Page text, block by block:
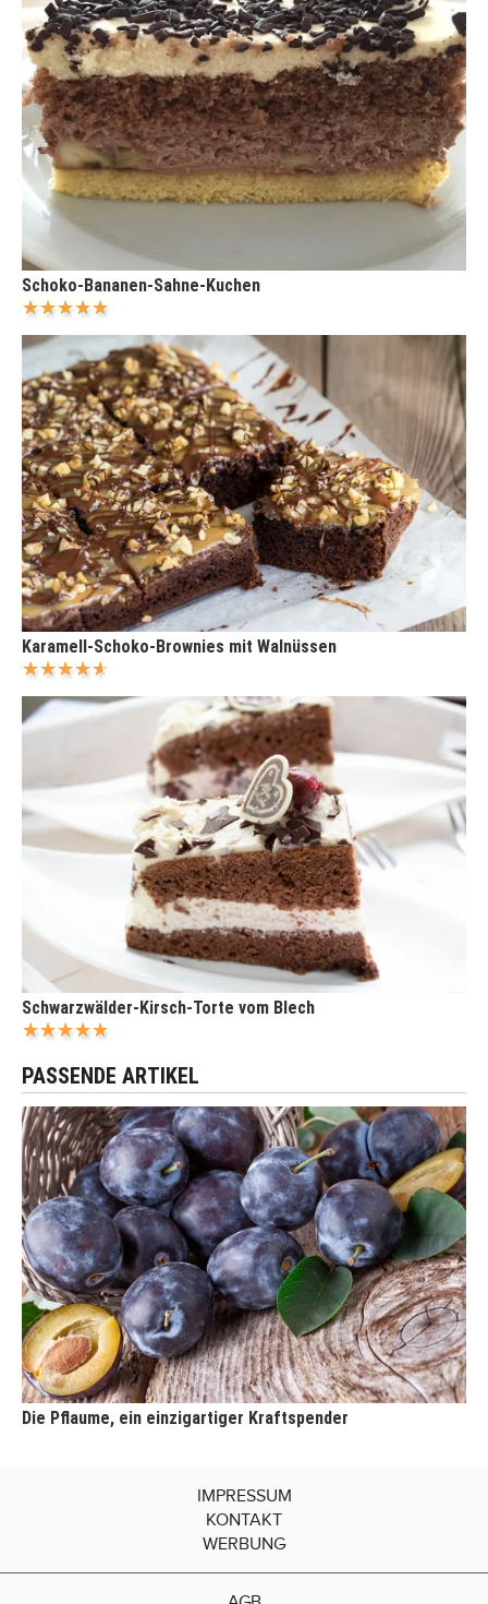
Schoko-Bananen-Sahne-Kuchen
Karamell-Schoko-Brownies mit Walnüssen
Schwarzwälder-Kirsch-Torte vom Blech
PASSENDE ARTIKEL
Die Pflaume, ein einzigartiger Kraftspender
IMPRESSUM
KONTAKT
WERBUNG